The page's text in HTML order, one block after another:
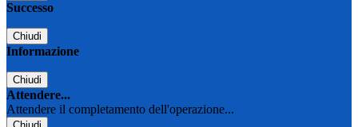
Successo
Chiudi
Informazione
Chiudi
Attendere...
Attendere il completamento dell'operazione...